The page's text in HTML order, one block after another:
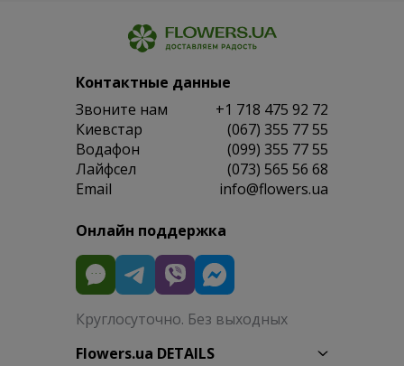
Контактные данные
Звоните нам
+1 718 475 92 72
Киевстар
(067) 355 77 55
Водафон
(099) 355 77 55
Лайфсел
(073) 565 56 68
Email
info@flowers.ua
Онлайн поддержка
Круглосуточно. Без выходных
Flowers.ua DETAILS